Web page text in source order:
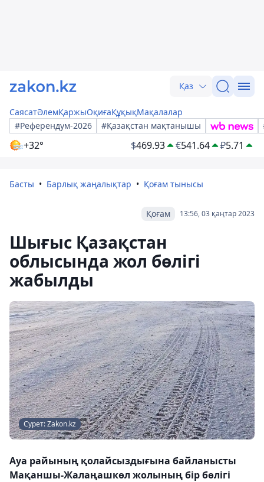
Қаз
СаясатӘлемҚаржыОқиғаҚұқықМақалалар
#Референдум-2026
#Қазақстан мақтанышы
+32° $469.93 €541.64 ₽5.71
Басты Барлық жаңалықтар Қоғам тынысы
13:56, 03 қаңтар 2023
Қоғам
Шығыс Қазақстан
облысында жол бөлігі
жабылды
Сурет: Zakon.kz
Ауа райының қолайсыздығына байланысты
Мақаншы-Жалаңашкөл жолының бір бөлігі